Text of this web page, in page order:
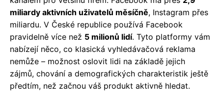
miliardy aktivních uživatelů měsíčně, Instagram přes
miliardu. V České republice používá Facebook
pravidelně více než 5 milionů lidí. Tyto platformy vám
nabízejí něco, co klasická vyhledávačová reklama
nemůže – možnost oslovit lidi na základě jejich
zájmů, chování a demografických charakteristik ještě
předtím, než začnou váš produkt aktivně hledat.